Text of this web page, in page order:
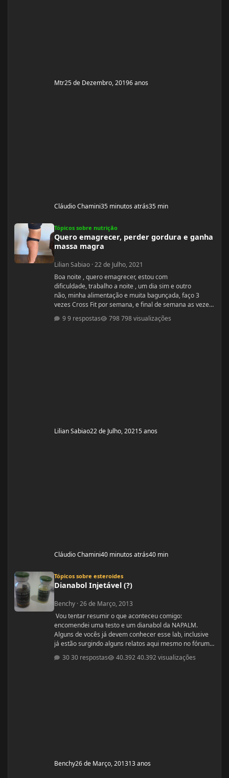
Mtr25 de Dezembro, 20196 anos
Cláudio Chamini35 minutos atrás35 min
Tópicos sobre nutrição
Quero emagrecer, perder gordura e ganha
massa magra
Lilian Sabiao ·22 de Julho, 2021
Boa noite , quero emagrecer, estou com
dificuldade, trabalho a noite , um dia sim e outro
não, minha alimentação e muita bagunçada, faço 3
vezes Cross Fit por semana, e final de semana as vezes
faço caminhada, precisava de algumas dicas. Idade: 50
Altura: 1,60 Peso:66 Medicações em uso
9 respostas 798 visualizações
Lilian Sabiao22 de Julho, 20215 anos
Cláudio Chamini40 minutos atrás40 min
Tópicos sobre esteroides
Dianabol Injetável (?)
Benchy ·26 de Março, 2013
Vou tentar resumir o que aconteceu comigo:
encomendei uma testo e um dianabol da NAPALM.
Alguns de vocês já devem conhecer esse lab, inclusive
já estão surgindo alguns relatos aqui mesmo no fórum.
Ouvi relatos muito bons e resolvi arriscar. Pedi um
enantato de testosterona 10ml e um diana que segundo
30 respostas 40.392 visualizações
Benchy26 de Março, 201313 anos